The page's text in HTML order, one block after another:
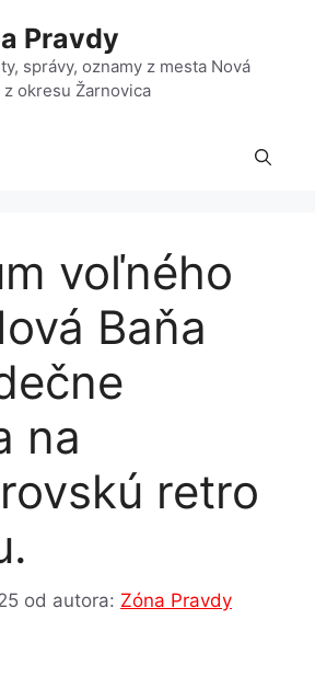
Pravdy
správy, oznamy z mesta Nová
z okresu Žarnovica
voľného
Baňa
na
retro
od autora: Zóna Pravdy